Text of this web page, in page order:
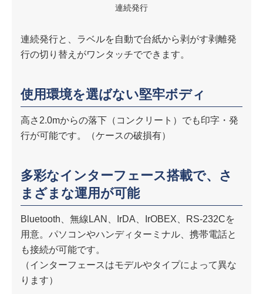
連続発行
連続発行と、ラベルを自動で台紙から剥がす剥離発
行の切り替えがワンタッチでできます。
使用環境を選ばない堅牢ボディ
高さ2.0mからの落下（コンクリート）でも印字・発
行が可能です。（ケースの破損有）
多彩なインターフェース搭載で、さ
まざまな運用が可能
Bluetooth、無線LAN、IrDA、IrOBEX、RS-232Cを
用意。パソコンやハンディターミナル、携帯電話と
も接続が可能です。
（インターフェースはモデルやタイプによって異な
ります）